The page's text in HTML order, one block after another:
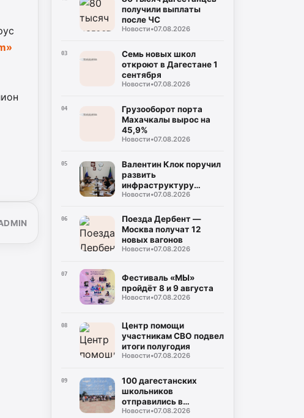
получили выплаты
после ЧС
Новости•07.08.2026
03
Семь новых школ
откроют в Дагестане 1
сентября
Новости•07.08.2026
04
Грузооборот порта
Махачкалы вырос на
45,9%
Новости•07.08.2026
05
Валентин Клок поручил
развить
инфраструктуру
Каспийской флотилии
Новости•07.08.2026
06
Поезда Дербент —
Москва получат 12
новых вагонов
Новости•07.08.2026
07
Фестиваль «МЫ»
пройдёт 8 и 9 августа
Новости•07.08.2026
08
Центр помощи
участникам СВО подвел
итоги полугодия
Новости•07.08.2026
09
100 дагестанских
школьников
отправились в
Петербург
Новости•07.08.2026